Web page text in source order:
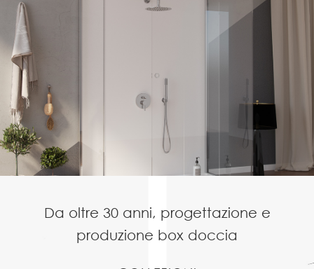
Da oltre 30 anni, progettazione e
produzione box doccia